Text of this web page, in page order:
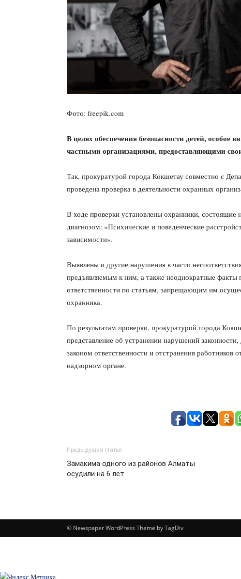
Фото: freepik.com
В целях обеспечения безопасности детей, особое
частными организациями, предоставляющими
Так, прокуратурой города Кокшетау совместно с
проведена проверка в деятельности охранных
В ходе проверки установлены охранники, состоящие
диагнозом: «Психические и поведенческие
зависимости».
Выявлены и другие нарушения в части
предъявляемым к ним, а также неоднократные факты
ответственности по статьям, запрещающим им
охранника.
По результатам проверки, прокуратурой города
представление об устранении нарушений
законом ответственности и отстранения
надзорном органе.
Предыдущая статья
Замакима одного из районов Алматы
осудили на 6 лет
© Newspaper WordPress Theme by TagDiv